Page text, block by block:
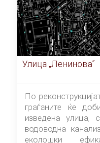
Улица „Ленинова“
По
граѓаните ќе
изведена улица,
водоводна
еколошки